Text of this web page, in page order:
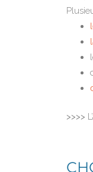
>>>>